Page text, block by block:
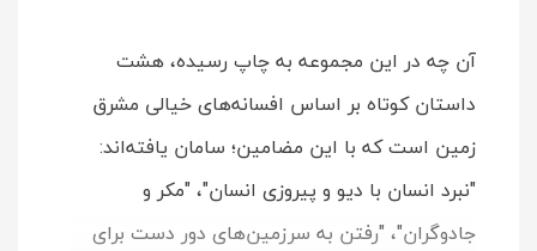
آن چه در این مجموعه به چاپ رسیده، هشت
داستان کوتاه بر اساس افسانه‌های خیالی مشرق
زمین است که با این مضامین؛ سامان یافته‌اند:
"نبرد انسان با دیو و پیروزی انسان"، "مکر و
جادوگران"، "رفتن به سرزمین‌های دور دست برای